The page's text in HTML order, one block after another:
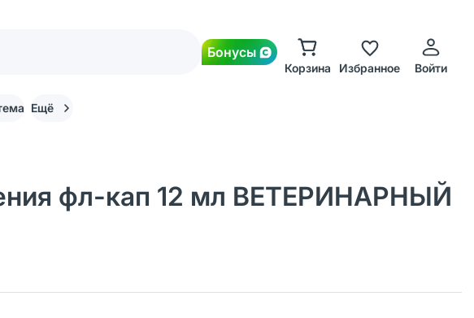
Бонусы
Корзина Избранное Войти
Ещё
фл-кап 12 мл ВЕТЕРИНАРНЫЙ